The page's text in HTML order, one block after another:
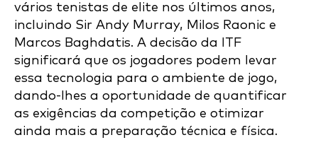
vários tenistas de elite nos últimos anos,
incluindo Sir Andy Murray, Milos Raonic e
Marcos Baghdatis. A decisão da ITF
significará que os jogadores podem levar
essa tecnologia para o ambiente de jogo,
dando-lhes a oportunidade de quantificar
as exigências da competição e otimizar
ainda mais a preparação técnica e física.